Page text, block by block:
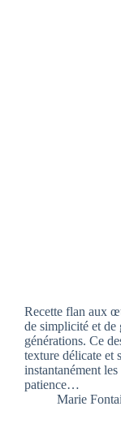
Recette flan aux
de simplicité et de
générations. Ce
texture délicate et
instantanément
patience…
Marie